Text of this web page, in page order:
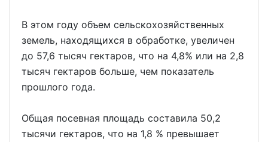
В этом году объем сельскохозяйственных
земель, находящихся в обработке, увеличен
до 57,6 тысяч гектаров, что на 4,8% или на 2,8
тысяч гектаров больше, чем показатель
прошлого года.
Общая посевная площадь составила 50,2
тысячи гектаров, что на 1,8 % превышает